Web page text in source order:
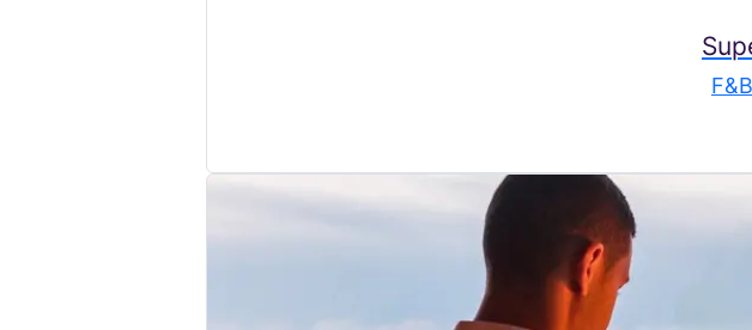
F&B